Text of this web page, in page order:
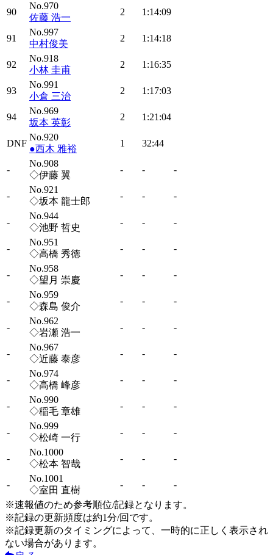
90
No.970
佐藤 浩一
2 1:14:09
91
No.997
中村俊美
2 1:14:18
92
No.918
小林 圭甫
2 1:16:35
93
No.991
小倉 三治
2 1:17:03
94
No.969
坂本 英彰
2 1:21:04
DNF
No.920
●西木 雅裕
1 32:44
-
No.908
◇伊藤 翼
- - -
-
No.921
◇坂本 龍士郎
- - -
-
No.944
◇池野 哲史
- - -
-
No.951
◇高橋 秀徳
- - -
-
No.958
◇望月 崇慶
- - -
-
No.959
◇森島 俊介
- - -
-
No.962
◇岩瀬 浩一
- - -
-
No.967
◇近藤 泰彦
- - -
-
No.974
◇高橋 峰彦
- - -
-
No.990
◇稲毛 章雄
- - -
-
No.999
◇松崎 一行
- - -
-
No.1000
◇松本 智哉
- - -
-
No.1001
◇室田 直樹
- -
-
※速報値のため参考順位/記録となります。
※記録の更新頻度は約1分/回です。
※記録更新のタイミングによって、一時的に正しく表示され
ない場合があります。